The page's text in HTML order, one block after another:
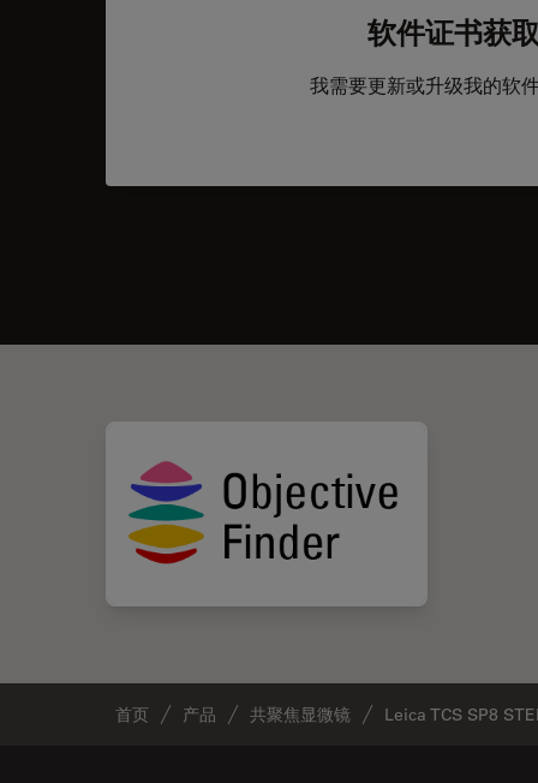
软件证书获
我需要更新或升级我的软
首页 产品 共聚焦显微镜 Leica TCS SP8